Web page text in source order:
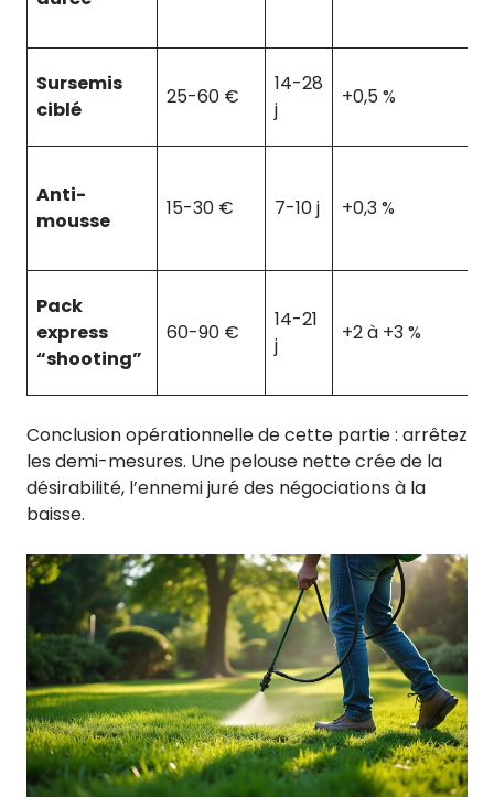
Sursemis
ciblé
25-60 €
14-28
j
+0,5 %
Anti-
mousse
15-30 € 7-10 j +0,3 %
Pack
express
“shooting”
60-90 €
14-21
j
+2 à +3 %
Conclusion opérationnelle de cette partie : arrêtez
les demi-mesures. Une pelouse nette crée de la
désirabilité, l’ennemi juré des négociations à la
baisse.